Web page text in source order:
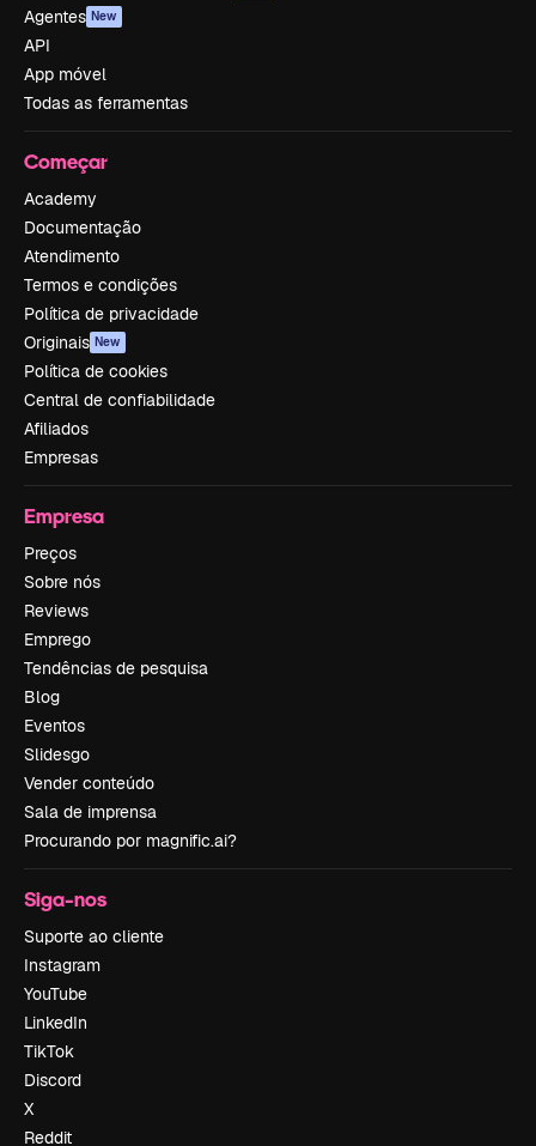
Agentes New
API
App móvel
Todas as ferramentas
Começar
Academy
Documentação
Atendimento
Termos e condições
Política de privacidade
Originais New
Política de cookies
Central de confiabilidade
Afiliados
Empresas
Empresa
Preços
Sobre nós
Reviews
Emprego
Tendências de pesquisa
Blog
Eventos
Slidesgo
Vender conteúdo
Sala de imprensa
Procurando por magnific.ai?
Siga-nos
Suporte ao cliente
Instagram
YouTube
LinkedIn
TikTok
Discord
X
Reddit